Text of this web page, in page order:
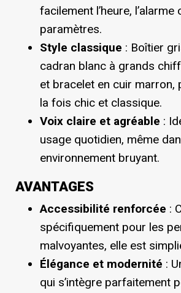
facilement l’heure, l’alarme
paramètres.
Style classique : Boîtier
cadran blanc à grands
et bracelet en cuir marron,
la fois chic et classique.
Voix claire et agréable :
usage quotidien, même
environnement bruyant.
AVANTAGES
Accessibilité renforcée :
spécifiquement pour les
malvoyantes, elle est
Élégance et modernité :
qui s’intègre parfaitement